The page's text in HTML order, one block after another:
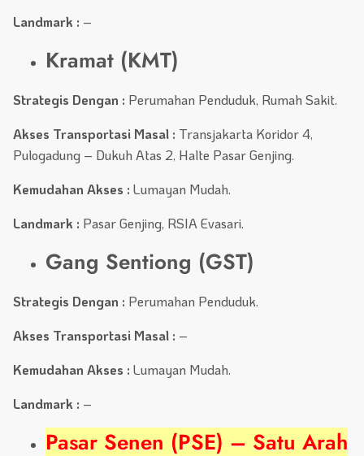
Landmark : –
Kramat (KMT)
Strategis Dengan : Perumahan Penduduk, Rumah Sakit.
Akses Transportasi Masal : Transjakarta Koridor 4,
Pulogadung – Dukuh Atas 2, Halte Pasar Genjing.
Kemudahan Akses : Lumayan Mudah.
Landmark : Pasar Genjing, RSIA Evasari.
Gang Sentiong (GST)
Strategis Dengan : Perumahan Penduduk.
Akses Transportasi Masal : –
Kemudahan Akses : Lumayan Mudah.
Landmark : –
Pasar Senen (PSE) – Satu Arah